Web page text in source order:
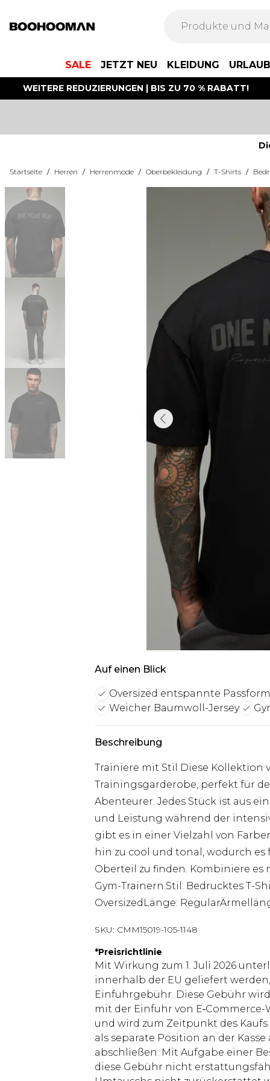
SALE JETZT NEU KLEIDUNG
WEITERE REDUZIERUNGEN | BIS ZU 70 % RABATT!
Startseite / Herren / Herrenmode / Oberbekleidung / T-Shirts /
Auf einen Blick
Oversized entspannte Passform
Weicher Baumwoll-Jersey
Beschreibung
Trainiere mit Stil Diese Kollektion
Trainingsgarderobe, perfekt für
Abenteurer. Jedes Stück ist aus
und Leistung während der
gibt es in einer Vielzahl von
hin zu cool und tonal, wodurch
Oberteil zu finden. Kombiniere
Gym-Trainern.Stil: Bedrucktes T-
OversizedLänge:
SKU: CMM15019-105-1148
*Preisrichtlinie
Mit Wirkung zum 1. Juli 2026
innerhalb der EU geliefert
Einfuhrgebühr. Diese Gebühr
mit der Einfuhr von
und wird zum Zeitpunkt des
als separate Position an der
abschließen. Mit Aufgabe einer
diese Gebühr nicht